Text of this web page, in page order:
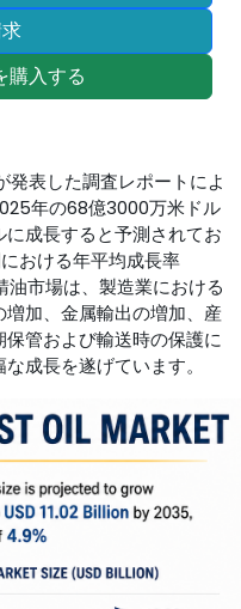
購入する
表した調査レポートによ
年の68億3000万米ドル
成長すると予測されてお
おける年平均成長率
油市場は、製造業における
加、金属輸出の増加、産
管および輸送時の保護に
成長を遂げています。